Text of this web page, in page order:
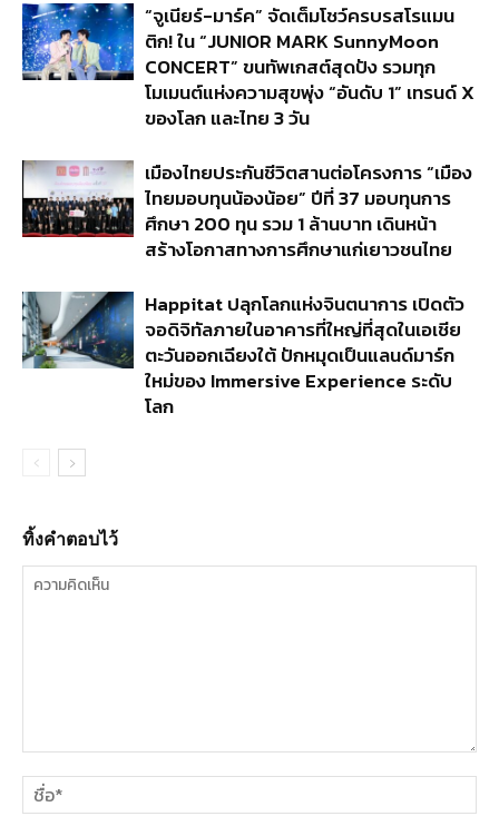
“จูเนียร์-มาร์ค” จัดเต็มโชว์ครบรสโรแมน
ติก! ใน “JUNIOR MARK SunnyMoon
CONCERT” ขนทัพเกสต์สุดปัง รวมทุก
โมเมนต์แห่งความสุขพุ่ง “อันดับ 1” เทรนด์ X
ของโลก และไทย 3 วัน
เมืองไทยประกันชีวิตสานต่อโครงการ “เมือง
ไทยมอบทุนน้องน้อย” ปีที่ 37 มอบทุนการ
ศึกษา 200 ทุน รวม 1 ล้านบาท เดินหน้า
สร้างโอกาสทางการศึกษาแก่เยาวชนไทย
Happitat ปลุกโลกแห่งจินตนาการ เปิดตัว
จอดิจิทัลภายในอาคารที่ใหญ่ที่สุดในเอเชีย
ตะวันออกเฉียงใต้ ปักหมุดเป็นแลนด์มาร์ก
ใหม่ของ Immersive Experience ระดับ
โลก
ทิ้งคำตอบไว้